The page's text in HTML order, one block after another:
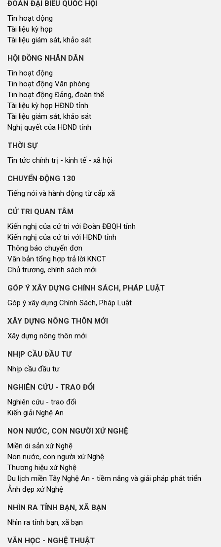
ĐOÀN ĐẠI BIỂU QUỐC HỘI
Tin hoạt động
Tài liệu kỳ họp
Tài liệu giám sát, khảo sát
HỘI ĐỒNG NHÂN DÂN
Tin hoạt động
Tin hoạt động Văn phòng
Tin hoạt động Đảng, đoàn thể
Tài liệu kỳ họp HĐND tỉnh
Tài liệu giám sát, khảo sát
Nghị quyết của HĐND tỉnh
THỜI SỰ
Tin tức chính trị - kinh tế - xã hội
CHUYỂN ĐỘNG 130
Tiếng nói và hành động từ cấp xã
CỬ TRI QUAN TÂM
Kiến nghị của cử tri với Đoàn ĐBQH tỉnh
Kiến nghị của cử tri với HĐND tỉnh
Thông báo chuyển đơn
Văn bản tổng hợp trả lời KNCT
Chủ trương, chính sách mới
GÓP Ý XÂY DỰNG CHÍNH SÁCH, PHÁP LUẬT
Góp ý xây dựng Chính Sách, Pháp Luật
XÂY DỰNG NÔNG THÔN MỚI
Xây dựng nông thôn mới
NHỊP CẦU ĐẦU TƯ
Nhịp cầu đầu tư
NGHIÊN CỨU - TRAO ĐỔI
Nghiên cứu - trao đổi
Kiến giải Nghệ An
NON NƯỚC, CON NGƯỜI XỨ NGHỆ
Miền di sản xứ Nghệ
Non nước, con người xứ Nghệ
Thương hiệu xứ Nghệ
Du lịch miền Tây Nghệ An - tiềm năng và giải pháp phát triển
Ảnh đẹp xứ Nghệ
NHÌN RA TỈNH BẠN, XÃ BẠN
Nhìn ra tỉnh bạn, xã bạn
VĂN HỌC - NGHỆ THUẬT